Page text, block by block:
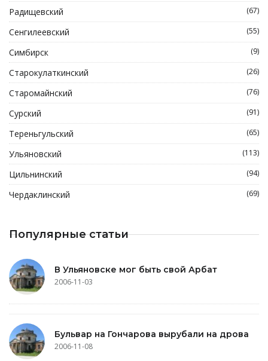
Радищевский (67)
Сенгилеевский (55)
Симбирск (9)
Старокулаткинский (26)
Старомайнский (76)
Сурский (91)
Тереньгульский (65)
Ульяновский (113)
Цильнинский (94)
Чердаклинский (69)
Популярные статьи
В Ульяновске мог быть свой Арбат
2006-11-03
Бульвар на Гончарова вырубали на дрова
2006-11-08